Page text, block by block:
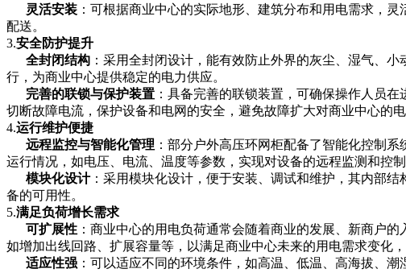
灵活安装 ：可根据商业中心的实际地形、建筑分布和用电需求，
配送。
3.安全防护提升
全封闭结构 ：采用全封闭设计，能有效防止外界的灰尘、湿气、
行，为商业中心提供稳定的电力供应。
完善的联锁与保护装置 ：具备完善的联锁装置，可确保操作人员
切断故障电流，保护设备和电网的安全，避免故障扩大对商业中心的
4.运行维护便捷
远程监控与智能化管理 ：部分户外高压环网柜配备了智能化控制
运行情况，如电压、电流、温度等参数，实现对设备的远程监测和控
模块化设计：采用模块化设计，便于安装、调试和维护，其内部
备的可用性。
5.满足负荷增长需求
可扩展性 ：商业中心的用电负荷通常会随着商业的发展、新商户
如增加出线回路、扩展容量等，以满足商业中心未来的用电需求变化
适应性强 ：可以适应不同的环境条件，如高温、低温、高海拔、